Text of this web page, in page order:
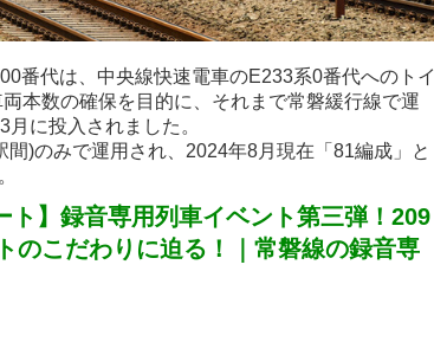
番代は、中央線快速電車のE233系0番代へのトイ
本数の確保を目的に、それまで常磐緩行線で運
に投入されました。
)のみで運用され、2024年8月現在「81編成」と
ト】録音専用列車イベント第三弾！209
のこだわりに迫る！｜常磐線の録音専